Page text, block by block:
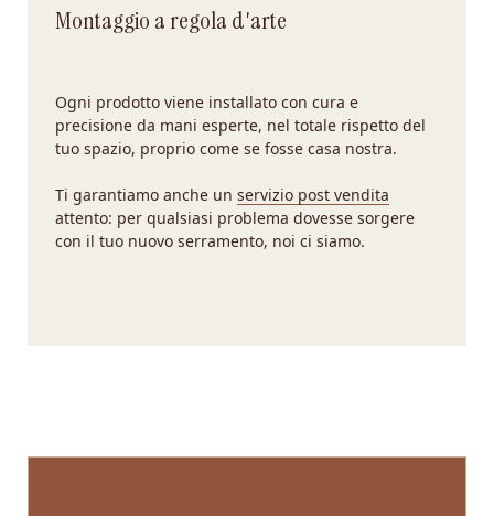
Montaggio a regola d'arte
Ogni prodotto viene installato con cura e
precisione da mani esperte, nel totale rispetto del
tuo spazio, proprio come se fosse casa nostra.
Ti garantiamo anche un servizio post vendita
attento: per qualsiasi problema dovesse sorgere
con il tuo nuovo serramento, noi ci siamo.